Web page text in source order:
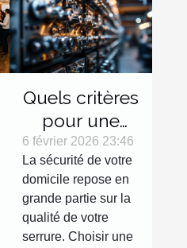
Quels critères
pour une
serrure haute
sécurité
efficace ?
6 février 2026 23:46
La sécurité de votre
domicile repose en
grande partie sur la
qualité de votre
serrure. Choisir une